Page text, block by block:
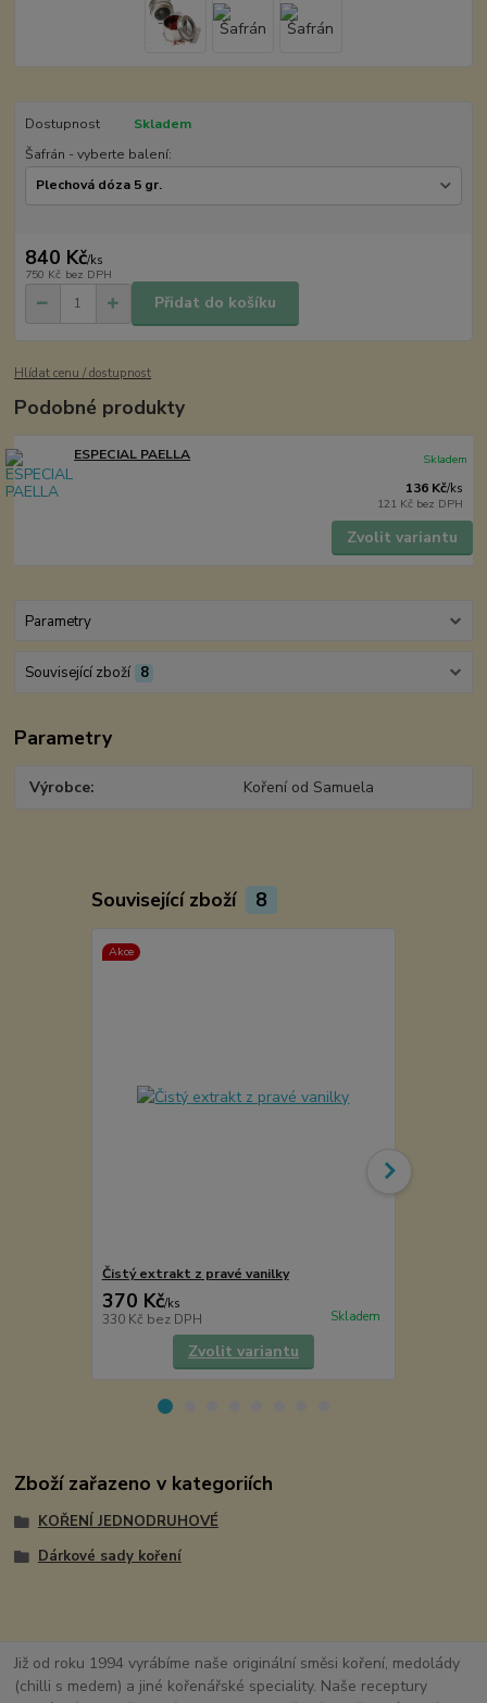
Dostupnost
Skladem
Šafrán - vyberte balení:
840 Kč/ks
750 Kč bez DPH
Přidat do košíku
Hlídat cenu / dostupnost
Podobné produkty
ESPECIAL PAELLA
136 Kč/ks
121 Kč bez DPH
Skladem
Zvolit variantu
Parametry
Související zboží 8
Parametry
Výrobce Koření od Samuela
Související zboží 8
Akce
Čistý extrakt z pravé vanilky
370 Kč/ks
330 Kč bez DPH Skladem
Zvolit variantu
Zboží zařazeno v kategoriích
KOŘENÍ JEDNODRUHOVÉ
Dárkové sady koření
Již od roku 1994 vyrábíme naše originální směsi koření, medolády
(chilli s medem) a jiné kořenářské speciality. Naše receptury